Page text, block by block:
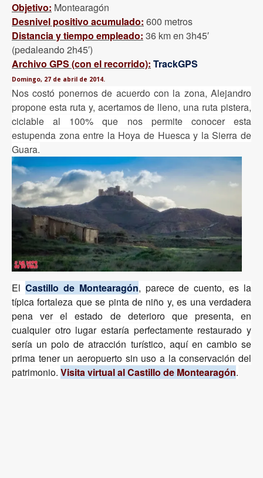
Objetivo: Montearagón
Desnivel positivo acumulado: 600 metros
Distancia y tiempo empleado: 36 km en 3h45′
(pedaleando 2h45′)
Archivo GPS (con el recorrido): TrackGPS
Domingo, 27 de abril de 2014.
Nos costó ponernos de acuerdo con la zona, Alejandro
propone esta ruta y, acertamos de lleno, una ruta pistera,
ciclable al 100% que nos permite conocer esta
estupenda zona entre la Hoya de Huesca y la Sierra de
Guara.
El Castillo de Montearagón, parece de cuento, es la
típica fortaleza que se pinta de niño y, es una verdadera
pena ver el estado de deterioro que presenta, en
cualquier otro lugar estaría perfectamente restaurado y
sería un polo de atracción turístico, aquí en cambio se
prima tener un aeropuerto sin uso a la conservación del
patrimonio. Visita virtual al Castillo de Montearagón.